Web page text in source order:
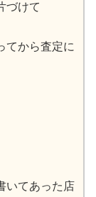
づけて
てから査定に
いてあった店